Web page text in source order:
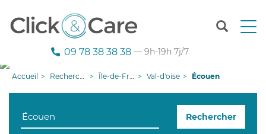
T
n
09 78 38 38 38 — 9h-19h 7j/7
Accueil Recherche aide à domicile Île-de-France Val-d'oise Écouen
Rechercher